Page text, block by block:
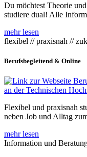
Du möchtest Theorie
studiere dual! Alle
mehr lesen
flexibel // praxisnah //
Berufsbegleitend & Online
Flexibel und praxisnah
neben Job und Alltag
mehr lesen
Information und